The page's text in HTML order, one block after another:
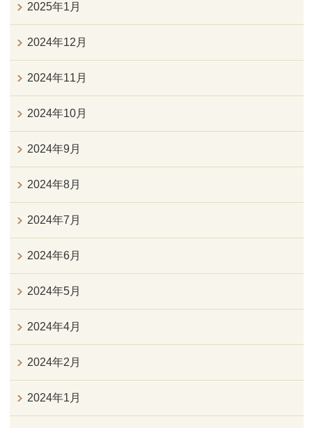
2025年1月
2024年12月
2024年11月
2024年10月
2024年9月
2024年8月
2024年7月
2024年6月
2024年5月
2024年4月
2024年2月
2024年1月